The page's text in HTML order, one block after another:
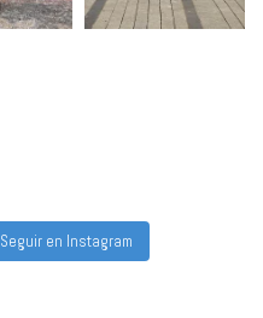
Seguir en Instagram